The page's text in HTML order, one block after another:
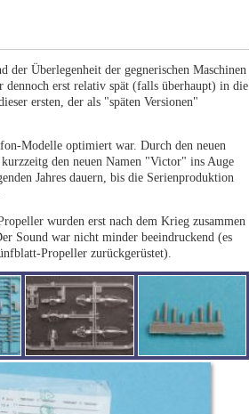
Überlegenheit der gegnerischen Maschinen
erst relativ spät (falls überhaupt) in die
ersten, der als "späten Versionen"
Modelle optimiert war. Durch den neuen
den neuen Namen "Victor" ins Auge
Jahres dauern, bis die Serienproduktion
wurden erst nach dem Krieg zusammen
Sound war nicht minder beeindruckend (es
Propeller zurückgerüstet).